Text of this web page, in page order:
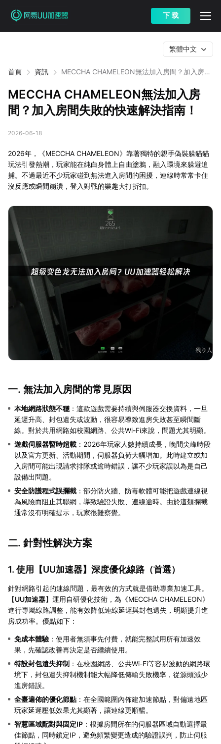
下 载
首頁 資訊
MECCHA CHAMELEON無法加入房間？加入房間
繁體中文
MECCHA CHAMELEON無法加入房
間？加入房間失敗的快速解決指南！
2026-06-18
2026年，《MECCHA CHAMELEON》靠著獨特的親手偽裝躲貓貓
玩法引發熱潮，玩家能在純白身體上自由塗鴉，融入環境來躲避追
捕。不過最近不少玩家碰到無法進入房間的困擾，連線時常常卡住
沒反應或瞬間崩潰，登入對戰的樂趣大打折扣。
一. 無法加入房間的常見原因
本地網路狀態不穩 ：這款遊戲需要持續與伺服器交換資料，一旦
延遲升高、封包遺失或波動，很容易導致進房失敗甚至瞬間斷
線。對於共用網路如校園網路、公共Wi-Fi來說，問題尤其明顯。
遊戲伺服器暫時超載 ：2026年玩家人數持續成長，晚間尖峰時段
以及官方更新、活動期間，伺服器負荷大幅增加。此時建立或加
入房間可能出現請求排隊或逾時錯誤，讓不少玩家誤以為是自己
設備出問題。
安全防護程式誤攔截 ：部分防火牆、防毒軟體可能把遊戲連線視
為風險而阻止其聯網，導致驗證失敗、連線逾時。由於這類攔截
通常沒有明確提示，玩家很難察覺。
二. 針對性解決方案
1. 使用【UU加速器】深度優化線路（首選）
針對網路引起的連線問題，最有效的方式就是借助專業加速工具。
【UU加速器】運用自研優化技術，為《MECCHA CHAMELEON》
進行專屬線路調整，能有效降低連線延遲與封包遺失，明顯提升進
房成功率。優點如下：
免成本體驗 ：使用者無須事先付費，就能完整試用所有加速效
果，先確認改善再決定是否繼續使用。
特設封包遺失抑制 ：在校園網路、公共Wi-Fi等容易波動的網路環
境下，封包遺失抑制機制能大幅降低傳輸失敗機率，從源頭減少
進房錯誤。
全臺遍佈的優化節點：在全國範圍內佈建加速節點，對偏遠地區
玩家延遲壓低效果尤其顯著，讓連線更順暢。
智慧區域配對與固定IP ：根據房間所在的伺服器區域自動選擇最
佳節點，同時鎖定IP，避免頻繁變更造成的驗證誤判，防止伺服